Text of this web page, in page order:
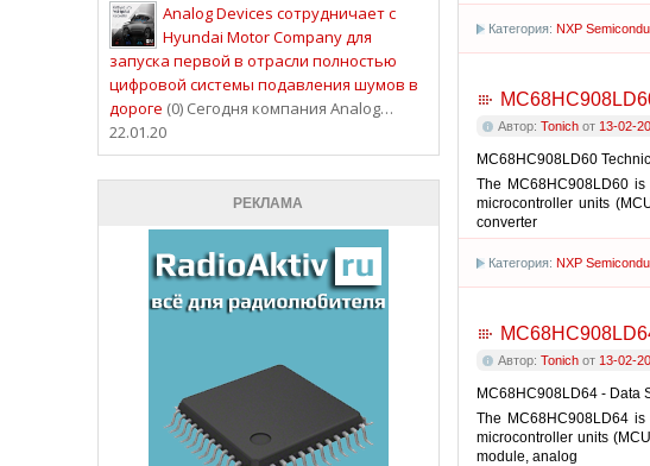
Analog Devices сотрудничает с
Hyundai Motor Company для
запуска первой в отрасли полностью
цифровой системы подавления шумов в
дороге (0) Сегодня компания Analog…
22.01.20
РЕКЛАМА
Категория: NXP
Автор: Tonichот 13-02-
MC68HC908LD60
The MC68HC908LD60
microcontroller units
converter
Категория: NXP
Автор: Tonichот 13-02-
MC68HC908LD64 - Data
The MC68HC908LD64
microcontroller units
module, analog